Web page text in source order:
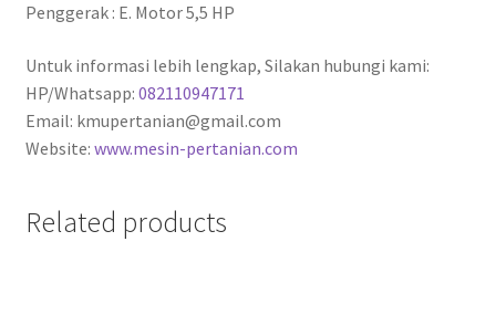
Penggerak : E. Motor 5,5 HP
Untuk informasi lebih lengkap, Silakan hubungi kami:
HP/Whatsapp: 082110947171
Email: kmupertanian@gmail.com
Website: www.mesin-pertanian.com
Related products